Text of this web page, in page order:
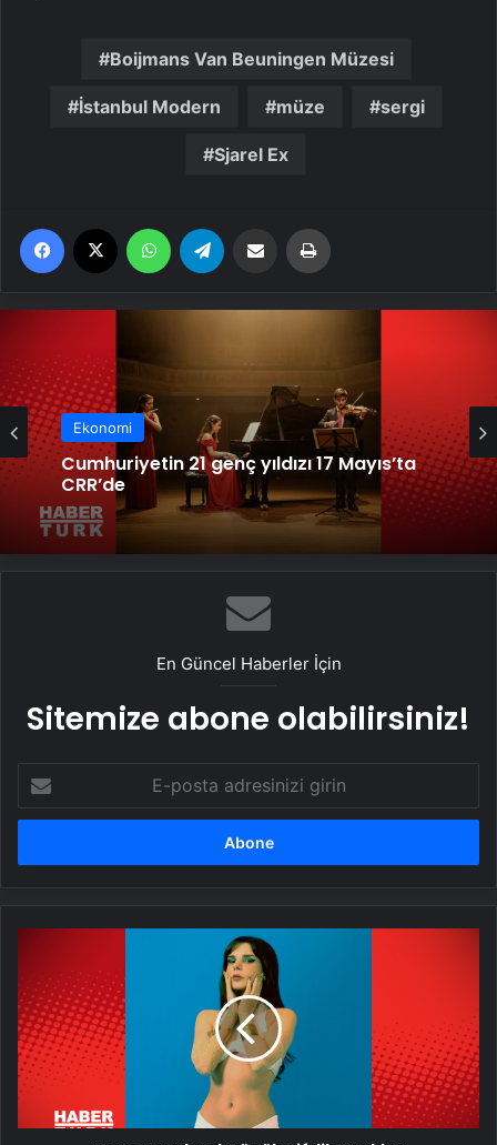
Boijmans Van Beuningen Müzesi
İstanbul Modern müze sergi
Sjarel Ex
Facebook WhatsApp Email'den paylaş
Ekonomi
Cumhuriyetin 21 genç yıldızı 17 Mayıs’ta
CRR’de
En Güncel Haberler İçin
Sitemize abone olabilirsiniz!
posta
adresinizi
Akyol
KüçükÇiftlik
Park'ta